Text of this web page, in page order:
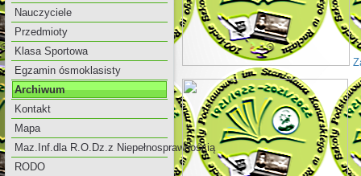
Nauczyciele
Przedmioty
Klasa Sportowa
Egzamin ósmoklasisty
Archiwum
Kontakt
Mapa
Maz.Inf.dla R.O.Dz.z Niepełnosprawnością
RODO